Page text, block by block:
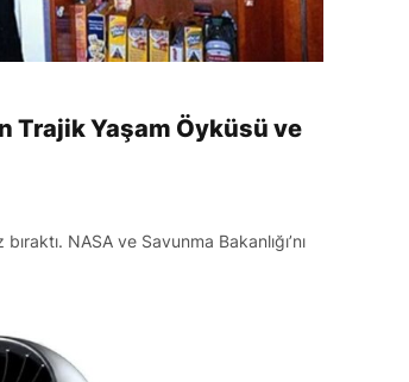
Trajik Yaşam Öyküsü ve
NASA ve Savunma Bakanlığı’nı